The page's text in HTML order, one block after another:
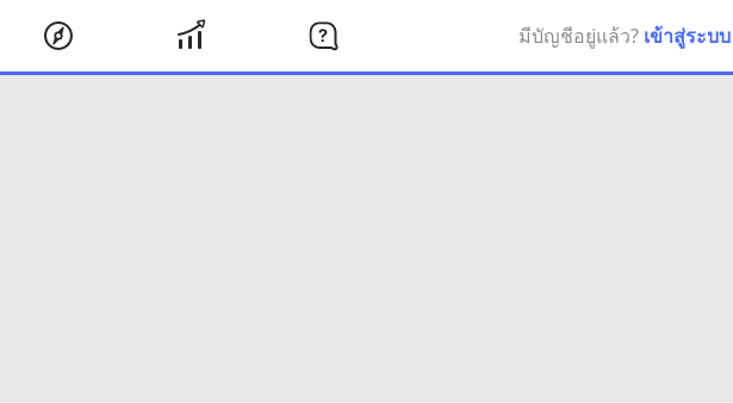
มีบัญชีอยู่แล้ว? เข้าสู่ระบบ